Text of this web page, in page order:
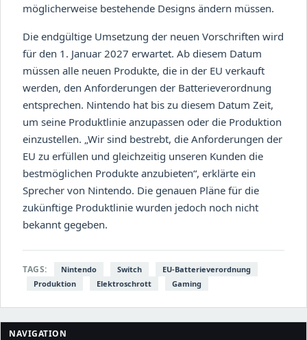
NAVIGATION
möglicherweise bestehende Designs ändern müssen.
Die endgültige Umsetzung der neuen Vorschriften wird
für den 1. Januar 2027 erwartet. Ab diesem Datum
müssen alle neuen Produkte, die in der EU verkauft
werden, den Anforderungen der Batterieverordnung
entsprechen. Nintendo hat bis zu diesem Datum Zeit,
um seine Produktlinie anzupassen oder die Produktion
einzustellen. „Wir sind bestrebt, die Anforderungen der
EU zu erfüllen und gleichzeitig unseren Kunden die
bestmöglichen Produkte anzubieten“, erklärte ein
Sprecher von Nintendo. Die genauen Pläne für die
zukünftige Produktlinie wurden jedoch noch nicht
bekannt gegeben.
TAGS: Nintendo Switch
EU-Batterieverordnung
Produktion
Elektroschrott Gaming